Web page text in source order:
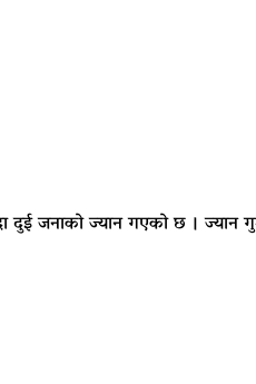
दुई जनाको ज्यान गएको छ । ज्यान